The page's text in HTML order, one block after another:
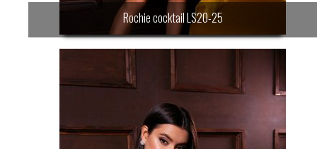
Rochie cocktail LS20-25